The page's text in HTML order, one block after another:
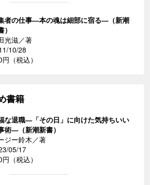
者の仕事―本の魂は細部に宿る―（新潮
）
光滋／著
10/28
（税込）
書籍
な退職―「その日」に向けた気持ちいい
術―（新潮新書）
ジー鈴木／著
05/17
（税込）